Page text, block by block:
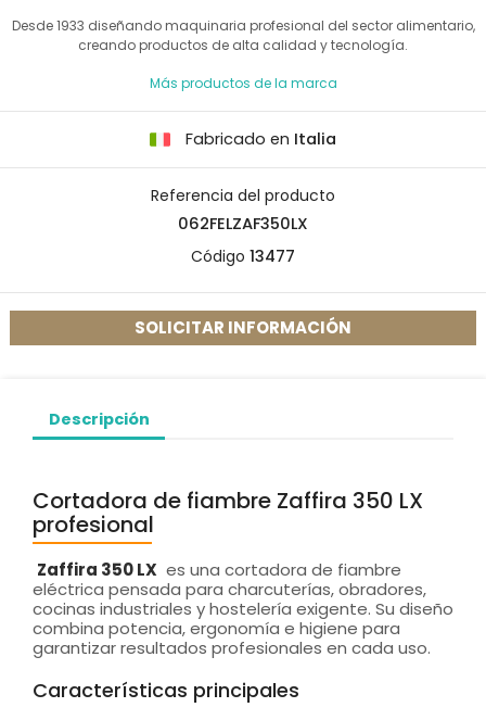
Desde 1933 diseñando maquinaria profesional del sector alimentario,
creando productos de alta calidad y tecnología.
Más productos de la marca
Fabricado en Italia
Referencia del producto
062FELZAF350LX
Código 13477
SOLICITAR INFORMACIÓN
Descripción
Cortadora de fiambre Zaffira 350 LX
profesional
Zaffira 350 LX es una cortadora de fiambre
eléctrica pensada para charcuterías, obradores,
cocinas industriales y hostelería exigente. Su diseño
combina potencia, ergonomía e higiene para
garantizar resultados profesionales en cada uso.
Características principales